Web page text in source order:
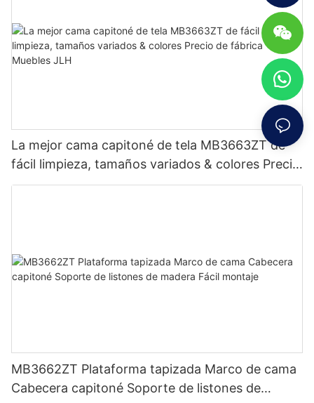
La mejor cama capitoné de tela MB3663ZT de
fácil limpieza, tamaños variados & colores Precio
de fábrica - Muebles JLH
MB3662ZT Plataforma tapizada Marco de cama
Cabecera capitoné Soporte de listones de